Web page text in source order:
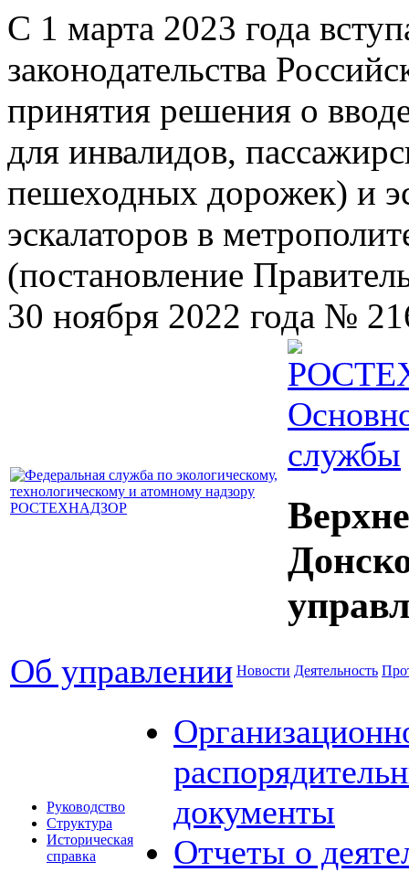
С 1 марта 2023 года
законодательства
принятия решения о
для инвалидов,
пешеходных дорожек) и
эскалаторов в
(постановление
30 ноября 2022 года №
службы
Об управлении Новости Деятельность
Руководство
Структура
Историческая
справка
документы
Отчеты о